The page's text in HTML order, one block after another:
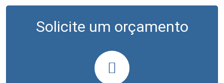
Solicite um orçamento